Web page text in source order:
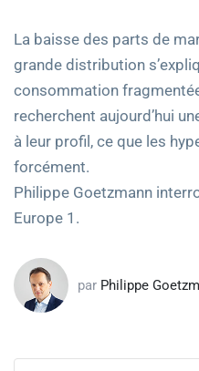
La baisse des parts de
grande distribution
consommation
recherchent aujourd’hui
à leur profil, ce que les
forcément.
Philippe Goetzmann
Europe 1.
par Philippe